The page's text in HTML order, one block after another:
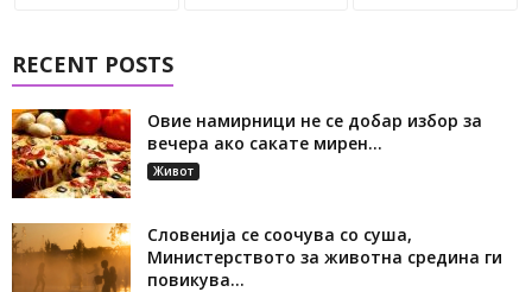
RECENT POSTS
Овие намирници не се добар избор за
вечера ако сакате мирен...
Живот
Словенија се соочува со суша,
Министерството за животна средина ги
повикува...